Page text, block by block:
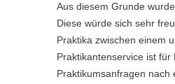
Aus diesem Grunde
Diese würde sich sehr
Praktika zwischen einem
Praktikantenservice ist
Praktikumsanfragen nach